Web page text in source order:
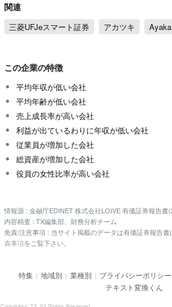
関連
三菱UFJeスマート証券 アカツキ Ayaka
この企業の特徴
平均年収が低い会社
平均年齢が低い会社
売上成長率が高い会社
利益が出ているわりに年収が低い会社
従業員が増加した会社
総資産が増加した会社
役員の女性比率が高い会社
情報源 : 金融庁EDINET 株式会社LOIVE 有価証券報告書
内容精査 : TX編集部、財務分析チーム
免責/注意事項 : 当サイト掲載のデータは有価証券報告
責事項をご覧下さい。
特集 | 地域別 | 業種別 | プライバシーポリシー
テキスト変換くん